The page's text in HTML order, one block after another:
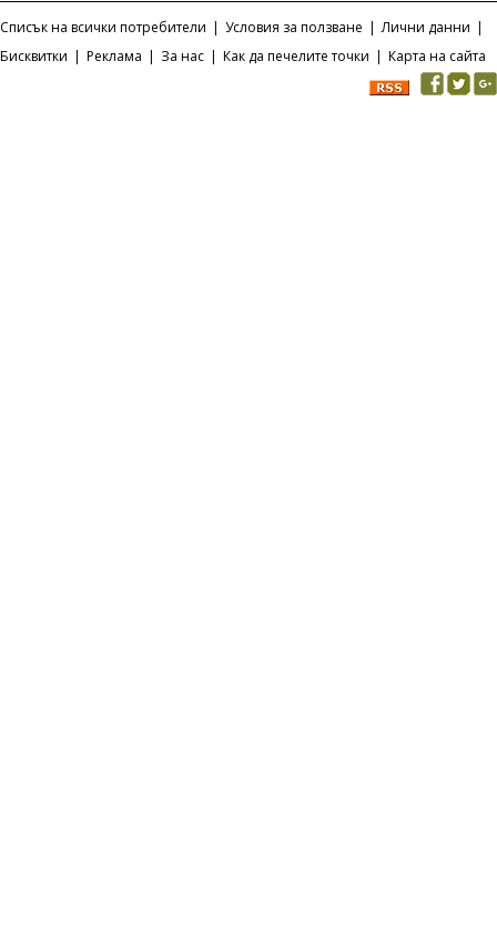
Списък на всички потребители | Условия за ползване | Лични данни |
Бисквитки | Реклама | За нас | Как да печелите точки | Карта на сайта